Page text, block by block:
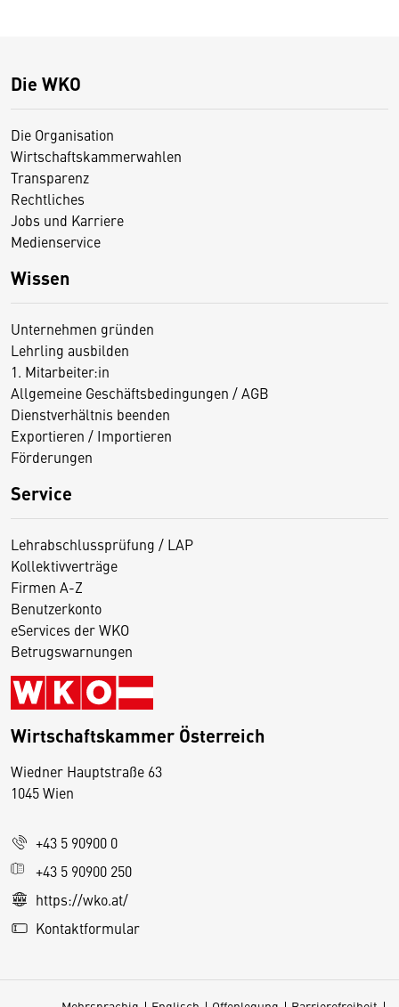
Die WKO
Die Organisation
Wirtschaftskammerwahlen
Transparenz
Rechtliches
Jobs und Karriere
Medienservice
Wissen
Unternehmen gründen
Lehrling ausbilden
1. Mitarbeiter:in
Allgemeine Geschäftsbedingungen / AGB
Dienstverhältnis beenden
Exportieren / Importieren
Förderungen
Service
Lehrabschlussprüfung / LAP
Kollektivverträge
Firmen A-Z
Benutzerkonto
eServices der WKO
Betrugswarnungen
Wirtschaftskammer Österreich
Wiedner Hauptstraße 63
1045 Wien
+43 5 90900 0
+43 5 90900 250
https://wko.at/
Kontaktformular
D
s
e
S
e